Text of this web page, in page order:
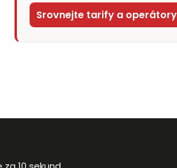
Srovnejte tarify a